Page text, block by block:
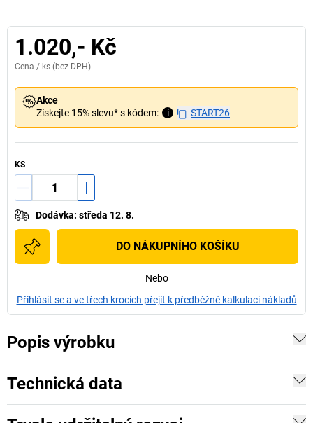
1.020,- Kč
Cena / ks (bez DPH)
Akce
Získejte 15% slevu* s kódem:
i START26
KS
Dodávka: středa 12. 8.
DO NÁKUPNÍHO KOŠÍKU
Nebo
Přihlásit se a ve třech krocích přejít k předběžné kalkulaci nákladů
Popis výrobku
Technická data